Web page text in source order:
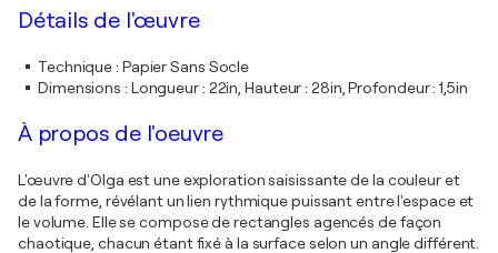
Détails de l'œuvre
Technique: Papier Sans Socle
Dimensions : Longueur : 22in, Hauteur : 28in, Profondeur : 1,5in
À propos de l'oeuvre
L'œuvre d'Olga est une exploration saisissante de la couleur et
de la forme, révélant un lien rythmique puissant entre l'espace et
le volume. Elle se compose de rectangles agencés de façon
chaotique, chacun étant fixé à la surface selon un angle différent.